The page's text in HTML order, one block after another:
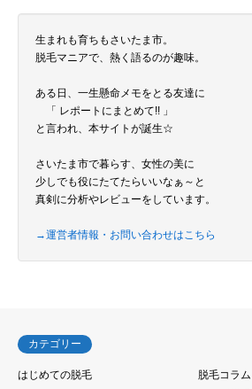
生まれも育ちもさいたま市。
脱毛マニアで、熱く語るのが趣味。
ある日、一生懸命メモをとる友達に
「 レポートにまとめて!! 」
と言われ、本サイトが誕生☆
さいたま市で暮らす、女性の美に
少しでも役にたてたらいいなぁ～と
真剣に分析やレビューをしています。
→運営者情報・お問い合わせはこちら
カテゴリー
はじめての脱毛
脱毛コラム